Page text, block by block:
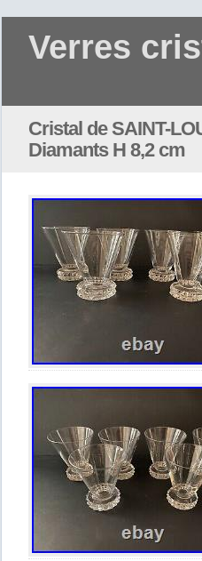
Verres
Cristal de SAINT-
Diamants H 8,2 cm